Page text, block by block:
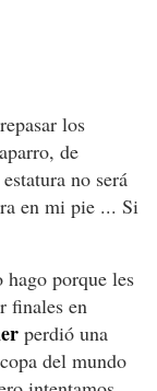
los
de
no será
en mi pie ... Si
hago porque les
finales en
perdió una
del mundo